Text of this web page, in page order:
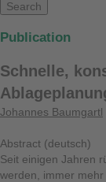
Publication
Schnelle,
Johannes Baumgartl
Abstract (deutsch)
Seit einigen Jahren
werden, immer